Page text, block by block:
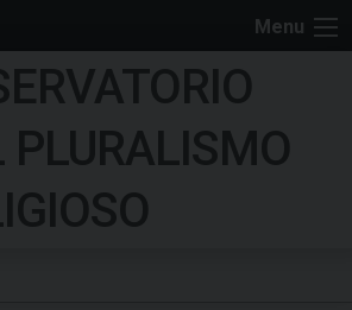
Menu
PLURALISMO